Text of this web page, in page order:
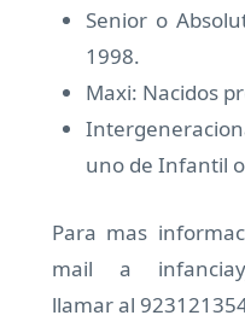
Senior o
1998.
Maxi: Nacidos
uno de Infantil
Para mas
mail a
llamar al